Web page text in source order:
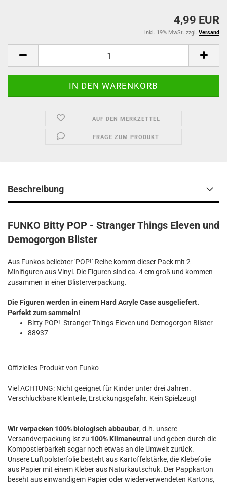
4,99 EUR
inkl. 19% MwSt. zzgl. Versand
AUF DEN MERKZETTEL
FRAGE ZUM PRODUKT
Beschreibung
FUNKO Bitty POP - Stranger Things Eleven und
Demogorgon Blister
Aus Funkos beliebter 'POP!'-Reihe kommt dieser Pack mit 2
Minifiguren aus Vinyl. Die Figuren sind ca. 4 cm groß und kommen
zusammen in einer Blisterverpackung.
Die Figuren werden in einem Hard Acryle Case ausgeliefert.
Perfekt zum sammeln!
Bitty POP! Stranger Things Eleven und Demogorgon Blister
88937
Offizielles Produkt von Funko
Viel ACHTUNG: Nicht geeignet für Kinder unter drei Jahren.
Verschluckbare Kleinteile, Erstickungsgefahr. Kein Spielzeug!
Wir verpacken 100% biologisch abbaubar, d.h. unsere
Versandverpackung ist zu 100% Klimaneutral und geben durch die
Kompostierbarkeit sogar noch etwas an die Umwelt zurück.
Unsere Luftpolsterfolie besteht aus Kartoffelstärke, die Klebefolie
aus Papier mit einem Kleber aus Naturkautschuk. Der Pappkarton
beseht aus einwandigem Papier oder wiederverwendeten Kartons,